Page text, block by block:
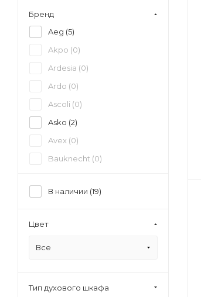
Бренд
Aeg (5)
Akpo (0)
Ardesia (0)
Ardo (0)
Ascoli (0)
Asko (2)
Avex (0)
Bauknecht (0)
Beltratto (1 )
Bosch (
Candy (0 )
В наличии (19)
Цвет
Все
Тип духового шкафа